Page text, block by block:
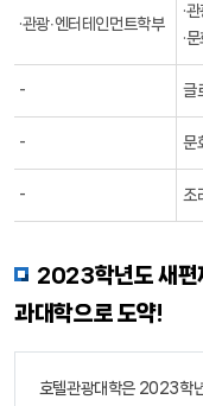
·관광∙엔터테인먼트학부
·
·
- 글
- 문
- 조
2023학년도 새편
과대학으로 도약!
호텔관광대학은 2023학